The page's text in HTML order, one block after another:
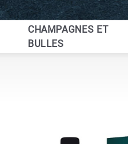
CHAMPAGNES ET
BULLES